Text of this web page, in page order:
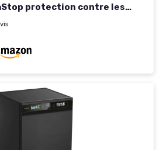
protection contre les
consommation d'eau 60cm